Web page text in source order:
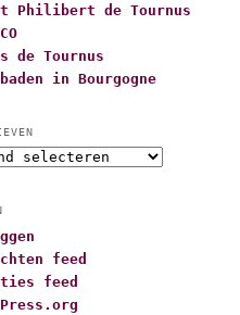
Philibert de Tournus
de Tournus
in Bourgogne
feed
feed